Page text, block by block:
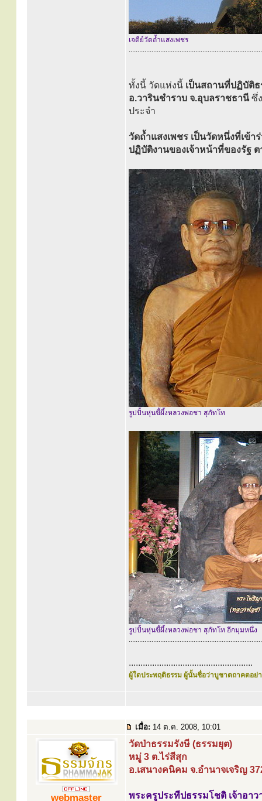
เจดีย์วัดถ้ำแสงเพชร
............................................................................
ทั้งนี้ วัดแห่งนี้ เป็นสถานที่ปฏิบัติ
อ.วารินชำราบ จ.อุบลราชธานีซึ่
ประจำ
วัดถ้ำแสงเพชร เป็นวัดหนึ่งที่เข้
ปฏิบัติงานของเจ้าหน้าที่ของรัฐ
รูปปั้นหุ่นขี้ผึ้งหลวงพ่อชา สุภัทโท
รูปปั้นหุ่นขี้ผึ้งหลวงพ่อชา สุภัทโท อีกมุมหนึ่ง
............................................................................
.....................................................
ผู้ใดประพฤติธรรม ผู้นั้นชื่อว่าบูชาตถาคตอย่า
เมื่อ: 14 ต.ค. 2008, 10:01
webmaster
วัดป่าธรรมรังษี (ธรรมยุต)
หมู่ 3 ต.ไร่สีสุก
อ.เสนางคนิคม จ.อำนาจเจริญ
พระครูประทีปธรรมโชติ เจ้าอาว